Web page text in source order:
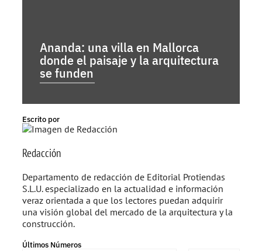
Ananda: una villa en Mallorca
donde el paisaje y la arquitectura
se funden
Escrito por
Redacción
Departamento de redacción de Editorial Protiendas
S.L.U. especializado en la actualidad e información
veraz orientada a que los lectores puedan adquirir
una visión global del mercado de la arquitectura y la
construcción.
Últimos Números